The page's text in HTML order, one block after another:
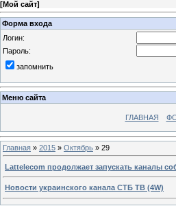
[Мой сайт]
Форма входа
Логин:
Пароль:
запомнить
Меню сайта
ГЛАВНАЯ
Главная » 2015 » Октябрь » 29
Lattelecom продолжает запускать каналы
Новости украинского канала СТБ ТВ (4W)